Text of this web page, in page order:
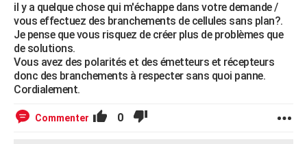
il y a quelque chose qui m'échappe dans votre demande /
vous effectuez des branchements de cellules sans plan?.
Je pense que vous risquez de créer plus de problèmes que
de solutions.
Vous avez des polarités et des émetteurs et récepteurs
donc des branchements à respecter sans quoi panne.
Cordialement.
Commenter 0